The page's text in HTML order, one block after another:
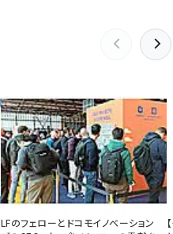
LFのフェローとドコモイノベーション